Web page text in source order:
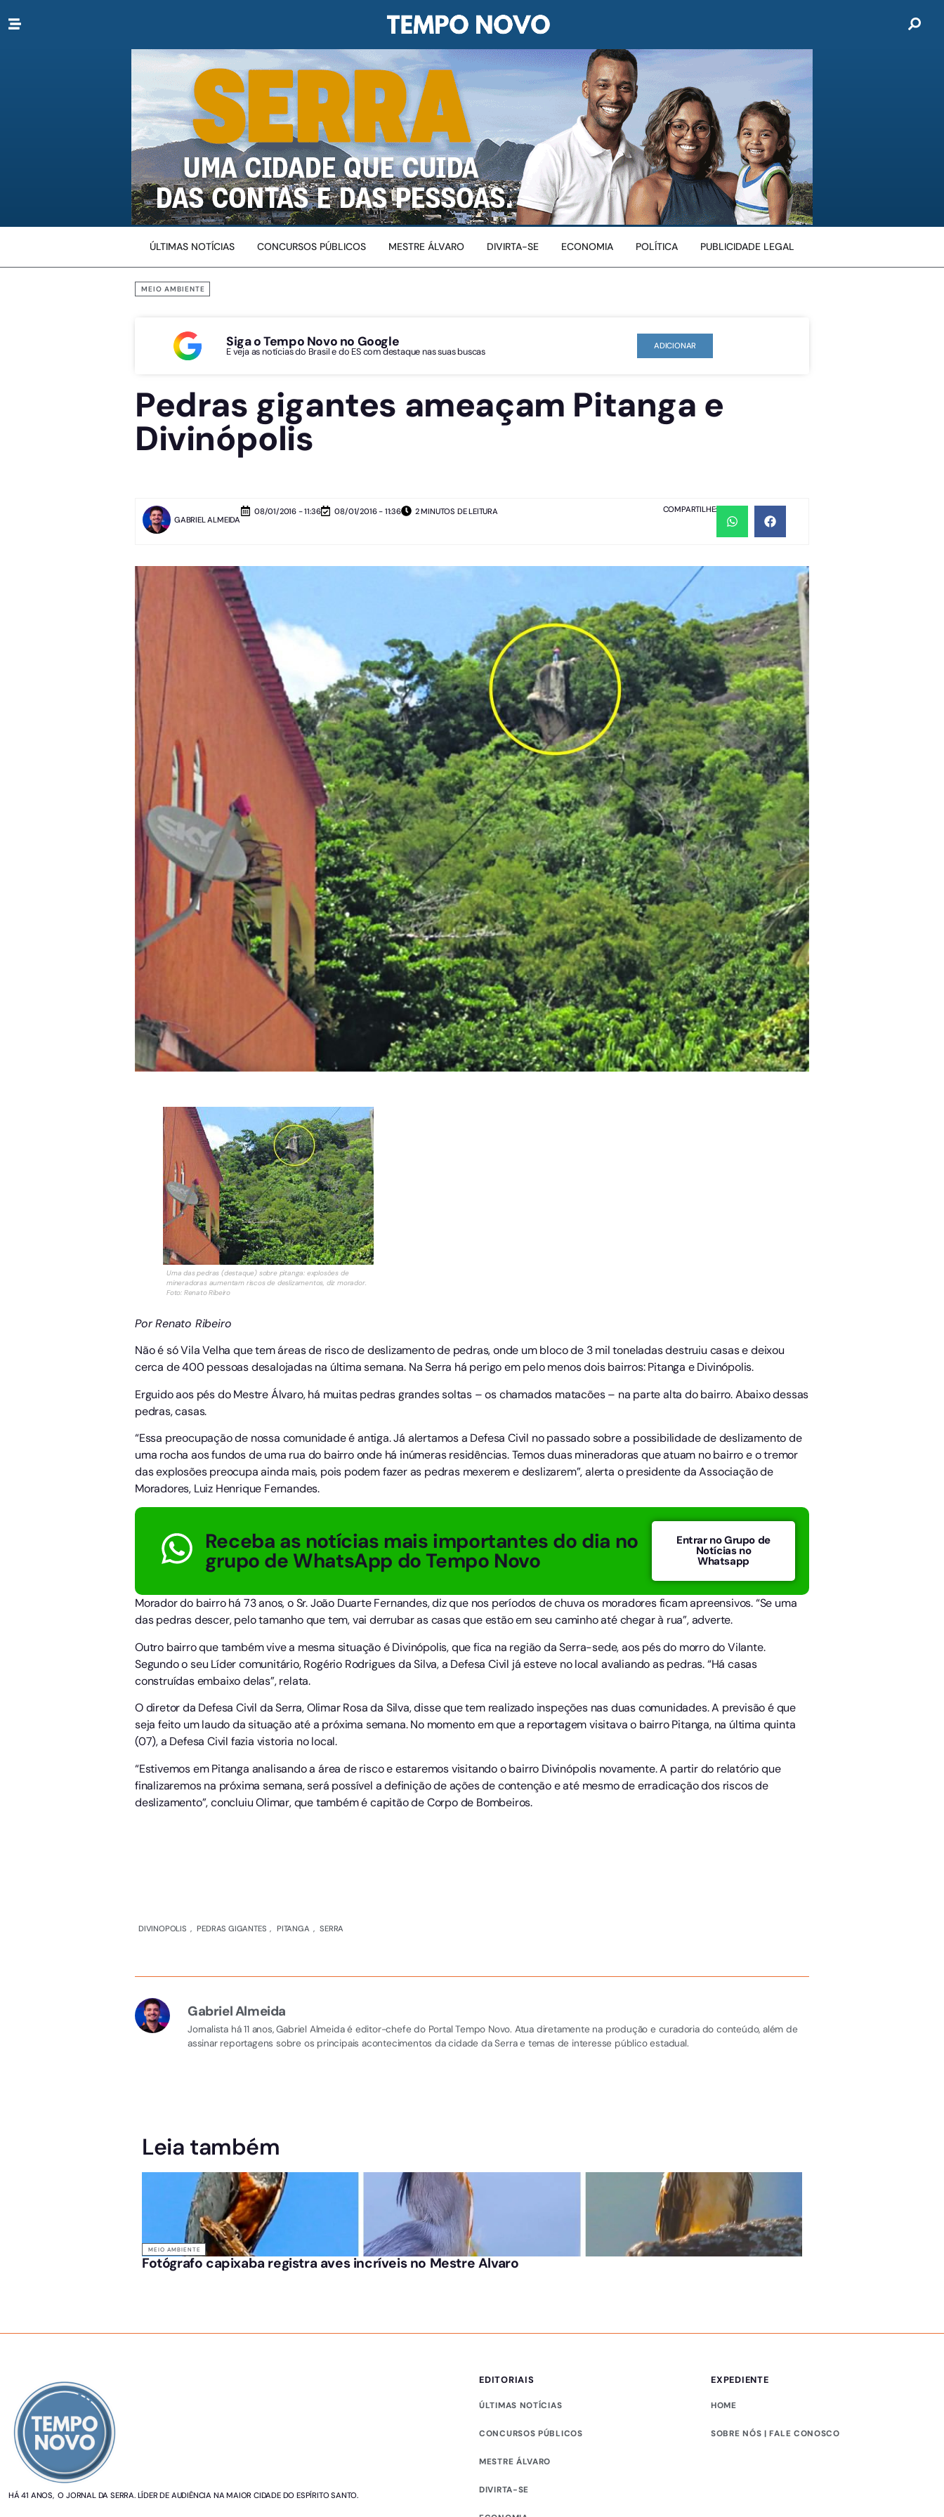
ÚLTIMAS NOTÍCIAS CONCURSOS PÚBLICOS MESTRE ÁLVARO DIVIRTA-SE ECONOMIA POLÍTICA PUBLICIDADE LEGAL
MEIO AMBIENTE
Siga o Tempo Novo no Google
E veja as notícias do Brasil e do ES com destaque nas suas buscas ADICIONAR
Pedras gigantes ameaçam Pitanga e
Divinópolis
GABRIEL ALMEIDA
08/01/2016 - 11:36 08/01/2016 - 11:36 2 MINUTOS DE LEITURA COMPARTILHE:
Uma das pedras (destaque) sobre pitanga: explosões de
mineradoras aumentam riscos de deslizamentos, diz morador.
Foto: Renato Ribeiro
Por Renato Ribeiro
Não é só Vila Velha que tem áreas de risco de deslizamento de pedras, onde um bloco de 3 mil toneladas destruiu casas e deixou
cerca de 400 pessoas desalojadas na última semana. Na Serra há perigo em pelo menos dois bairros: Pitanga e Divinópolis.
Erguido aos pés do Mestre Álvaro, há muitas pedras grandes soltas – os chamados matacões – na parte alta do bairro. Abaixo dessas
pedras, casas.
“Essa preocupação de nossa comunidade é antiga. Já alertamos a Defesa Civil no passado sobre a possibilidade de deslizamento de
uma rocha aos fundos de uma rua do bairro onde há inúmeras residências. Temos duas mineradoras que atuam no bairro e o tremor
das explosões preocupa ainda mais, pois podem fazer as pedras mexerem e deslizarem”, alerta o presidente da Associação de
Moradores, Luiz Henrique Fernandes.
Receba as notícias mais importantes do dia no
grupo de WhatsApp do Tempo Novo
Entrar no Grupo de
Notícias no
Whatsapp
Morador do bairro há 73 anos, o Sr. João Duarte Fernandes, diz que nos períodos de chuva os moradores ficam apreensivos. “Se uma
das pedras descer, pelo tamanho que tem, vai derrubar as casas que estão em seu caminho até chegar à rua”, adverte.
Outro bairro que também vive a mesma situação é Divinópolis, que fica na região da Serra-sede, aos pés do morro do Vilante.
Segundo o seu Líder comunitário, Rogério Rodrigues da Silva, a Defesa Civil já esteve no local avaliando as pedras. “Há casas
construídas embaixo delas”, relata.
O diretor da Defesa Civil da Serra, Olimar Rosa da Silva, disse que tem realizado inspeções nas duas comunidades. A previsão é que
seja feito um laudo da situação até a próxima semana. No momento em que a reportagem visitava o bairro Pitanga, na última quinta
(07), a Defesa Civil fazia vistoria no local.
“Estivemos em Pitanga analisando a área de risco e estaremos visitando o bairro Divinópolis novamente. A partir do relatório que
finalizaremos na próxima semana, será possível a definição de ações de contenção e até mesmo de erradicação dos riscos de
deslizamento”, concluiu Olimar, que também é capitão de Corpo de Bombeiros.
DIVINOPOLIS , PEDRAS GIGANTES , PITANGA , SERRA
Gabriel Almeida
Jornalista há 11 anos, Gabriel Almeida é editor-chefe do Portal Tempo Novo. Atua diretamente na produção e curadoria do conteúdo, além de
assinar reportagens sobre os principais acontecimentos da cidade da Serra e temas de interesse público estadual.
Leia também
MEIO AMBIENTE
Fotógrafo capixaba registra aves incríveis no Mestre Alvaro
HÁ 41 ANOS, O JORNAL DA SERRA. LÍDER DE AUDIÊNCIA NA MAIOR CIDADE DO ESPÍRITO SANTO.
EDITORIAIS
ÚLTIMAS NOTÍCIAS
CONCURSOS PÚBLICOS
MESTRE ÁLVARO
DIVIRTA-SE
EXPEDIENTE
HOME
SOBRE NÓS | FALE CONOSCO